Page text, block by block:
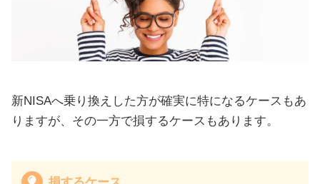
新NISAへ乗り換えした方が確実に特になるケースもあ
りますが、その一方で損するケースもあります。